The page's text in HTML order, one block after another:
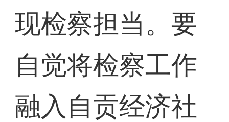
现检察担当。要
自觉将检察工作
融入自贡经济社